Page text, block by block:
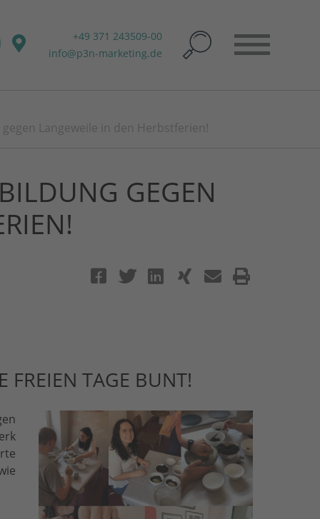
+49 371 243509-00
info@p3n-marketing.de
Langeweile in den Herbstferien!
GEGEN
FREIEN TAGE BUNT!